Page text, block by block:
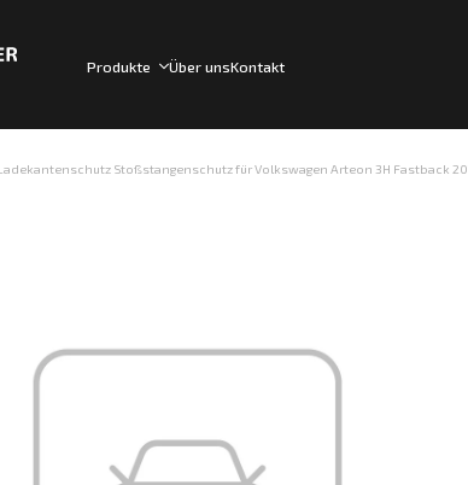
Produkte Über unsKontakt
Stoßstangenschutz für Volkswagen Arteon 3H Fastback